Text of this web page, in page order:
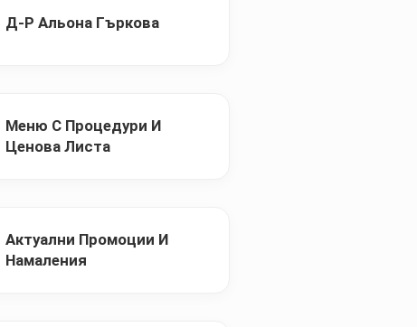
Д-Р Альона Гъркова
Меню С Процедури И
Ценова Листа
Актуални Промоции И
Намаления